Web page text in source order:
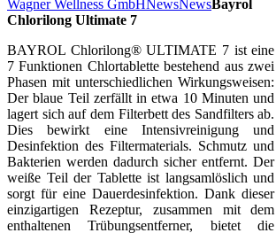
Wagner Wellness GmbHNewsNewsBayrol
Chlorilong Ultimate 7
BAYROL Chlorilong® ULTIMATE 7 ist eine
7 Funktionen Chlortablette bestehend aus zwei
Phasen mit unterschiedlichen Wirkungsweisen:
Der blaue Teil zerfällt in etwa 10 Minuten und
lagert sich auf dem Filterbett des Sandfilters ab.
Dies bewirkt eine Intensivreinigung und
Desinfektion des Filtermaterials. Schmutz und
Bakterien werden dadurch sicher entfernt. Der
weiße Teil der Tablette ist langsamlöslich und
sorgt für eine Dauerdesinfektion. Dank dieser
einzigartigen Rezeptur, zusammen mit dem
enthaltenen Trübungsentferner, bietet die